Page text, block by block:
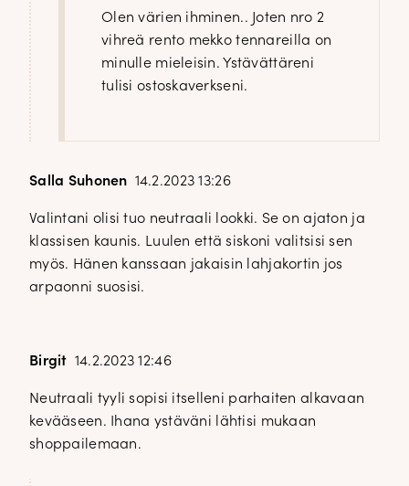
Olen värien ihminen.. Joten nro 2
vihreä rento mekko tennareilla on
minulle mieleisin. Ystävättäreni
tulisi ostoskaverkseni.
Salla Suhonen 14.2.2023 13:26
Valintani olisi tuo neutraali lookki. Se on ajaton ja
klassisen kaunis. Luulen että siskoni valitsisi sen
myös. Hänen kanssaan jakaisin lahjakortin jos
arpaonni suosisi.
Birgit 14.2.2023 12:46
Neutraali tyyli sopisi itselleni parhaiten alkavaan
kevääseen. Ihana ystäväni lähtisi mukaan
shoppailemaan.